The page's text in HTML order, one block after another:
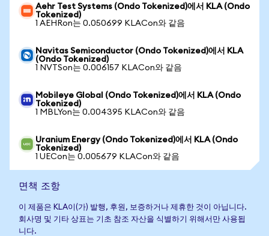
Aehr Test Systems (Ondo Tokenized)에서 KLA (Ondo
Tokenized)
1 AEHRon는 0.050699 KLACon와 같음
Navitas Semiconductor (Ondo Tokenized)에서 KLA
(Ondo Tokenized)
1 NVTSon는 0.006157 KLACon와 같음
Mobileye Global (Ondo Tokenized)에서 KLA (Ondo
Tokenized)
1 MBLYon는 0.004395 KLACon와 같음
Uranium Energy (Ondo Tokenized)에서 KLA (Ondo
Tokenized)
1 UECon는 0.005679 KLACon와 같음
면책 조항
이 제품은 KLA이(가) 발행, 후원, 보증하거나 제휴한 것이 아닙니다.
회사명 및 기타 상표는 기초 참조 자산을 식별하기 위해서만 사용됩
니다.